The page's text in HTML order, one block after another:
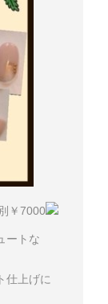
￥7000
ートな
仕上げに